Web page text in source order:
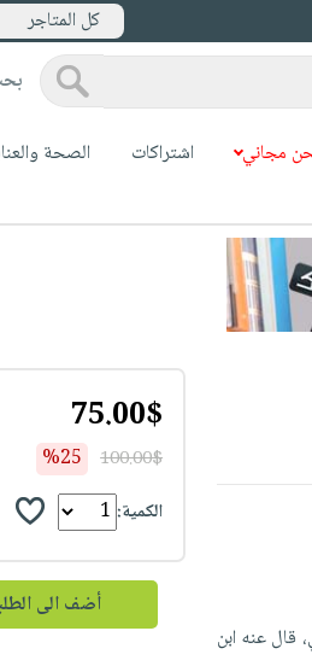
كل المتاجر
مجاني اشتراكات الصحة
قال عنه ابن
75.00$
100.00$
%25
الكمية:
أضف الى